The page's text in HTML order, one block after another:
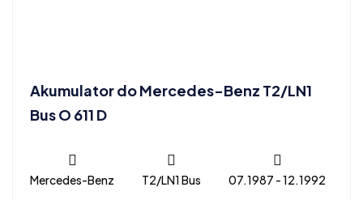
Akumulator do Mercedes-Benz T2/LN1
Bus O 611 D
Mercedes-Benz T2/LN1 Bus 07.1987 - 12.1992